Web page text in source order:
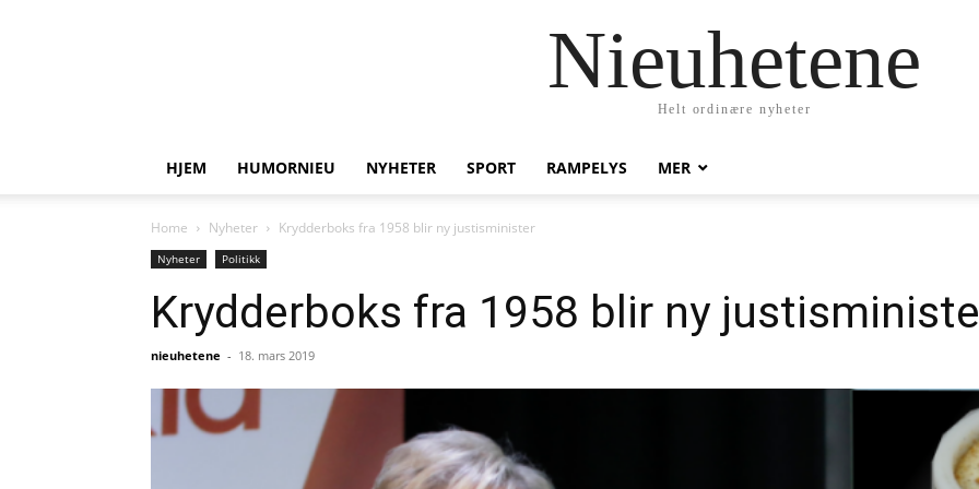
Nieuhetene
Helt ordinære nyheter
HJEM HUMORNIEU NYHETER SPORT RAMPELYS MER
Home Nyheter Krydderboks fra 1958 blir ny justisminister
Nyheter Politikk
Krydderboks fra 1958 blir ny
nieuhetene - 18. mars 2019